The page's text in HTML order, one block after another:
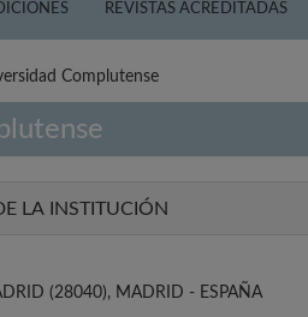
REVISTAS ACREDITADAS
Complutense
LA INSTITUCIÓN
(28040), MADRID - ESPAÑA